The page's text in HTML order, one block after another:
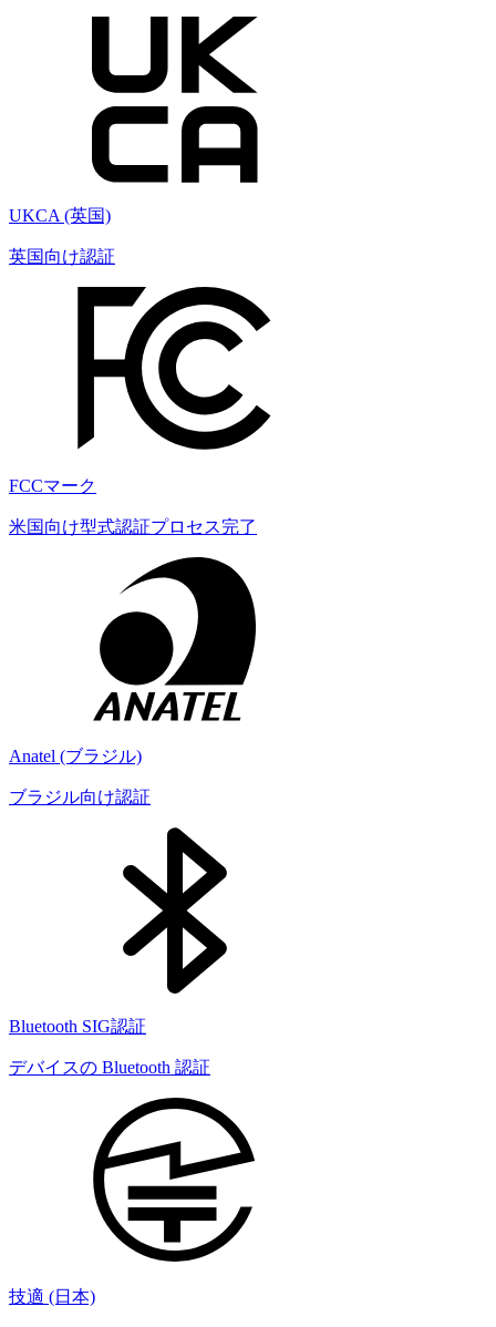
UKCA (英国)
英国向け認証
FCCマーク
米国向け型式認証プロセス完了
Anatel (ブラジル)
ブラジル向け認証
Bluetooth SIG認証
デバイスの Bluetooth 認証
技適 (日本)